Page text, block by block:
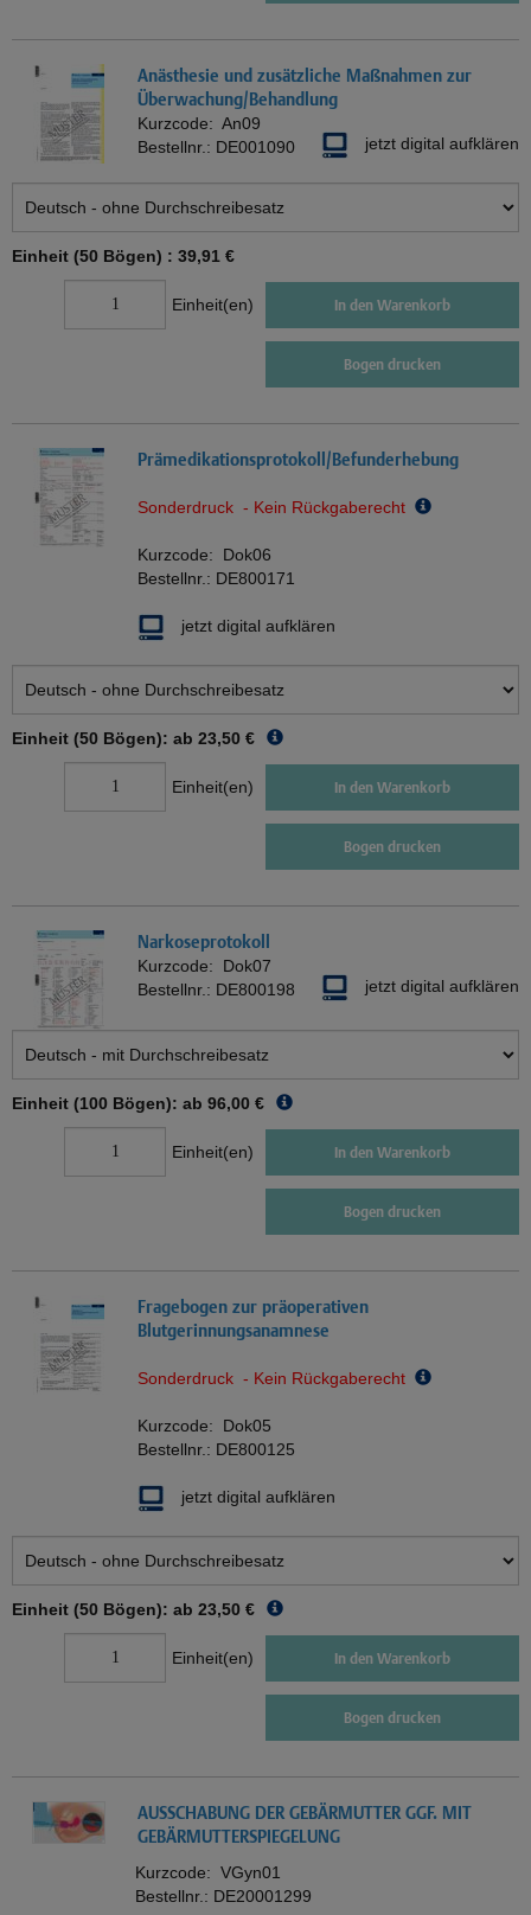
Anästhesie und zusätzliche Maßnahmen zur
Überwachung/Behandlung
Kurzcode: An09
Bestellnr.: DE001090 jetzt digital aufklären
Einheit (50 Bögen) : 39,91 €
Einheit(en) In den Warenkorb
Bogen drucken
Prämedikationsprotokoll/Befunderhebung
Sonderdruck - Kein Rückgaberecht
Kurzcode: Dok06
Bestellnr.: DE800171
jetzt digital aufklären
Einheit (50 Bögen): ab 23,50 €
Einheit(en) In den Warenkorb
Bogen drucken
Narkoseprotokoll
Kurzcode: Dok07
Bestellnr.: DE800198 jetzt digital aufklären
Einheit (100 Bögen): ab 96,00 €
Einheit(en) In den Warenkorb
Bogen drucken
Fragebogen zur präoperativen
Blutgerinnungsanamnese
Sonderdruck - Kein Rückgaberecht
Kurzcode: Dok05
Bestellnr.: DE800125
jetzt digital aufklären
Einheit (50 Bögen): ab 23,50 €
Einheit(en) In den Warenkorb
Bogen drucken
AUSSCHABUNG DER GEBÄRMUTTER GGF. MIT
GEBÄRMUTTERSPIEGELUNG
Kurzcode: VGyn01
Bestellnr.: DE20001299